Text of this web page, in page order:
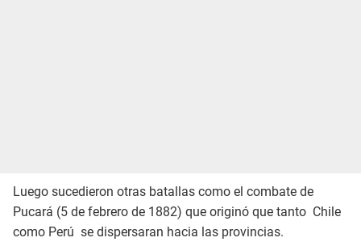
Luego sucedieron otras batallas como el combate de
Pucará (5 de febrero de 1882) que originó que tanto Chile
como Perú se dispersaran hacia las provincias.